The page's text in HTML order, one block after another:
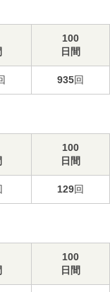
100
日間
935回
100
日間
129回
100
日間